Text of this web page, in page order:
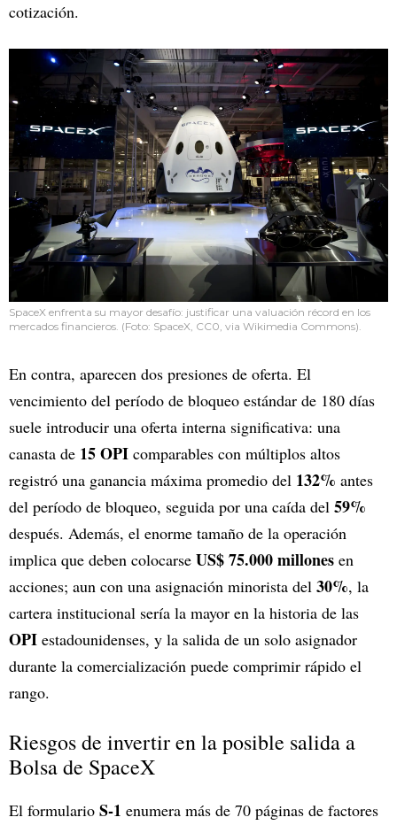
cotización.
SpaceX enfrenta su mayor desafío: justificar una valuación récord en los
mercados financieros. (Foto: SpaceX, CC0, via Wikimedia Commons).
En contra, aparecen dos presiones de oferta. El
vencimiento del período de bloqueo estándar de 180 días
suele introducir una oferta interna significativa: una
canasta de 15 OPI comparables con múltiplos altos
registró una ganancia máxima promedio del 132% antes
del período de bloqueo, seguida por una caída del 59%
después. Además, el enorme tamaño de la operación
implica que deben colocarse US$ 75.000 millones en
acciones; aun con una asignación minorista del 30%, la
cartera institucional sería la mayor en la historia de las
OPI estadounidenses, y la salida de un solo asignador
durante la comercialización puede comprimir rápido el
rango.
Riesgos de invertir en la posible salida a
Bolsa de SpaceX
El formulario S-1 enumera más de 70 páginas de factores